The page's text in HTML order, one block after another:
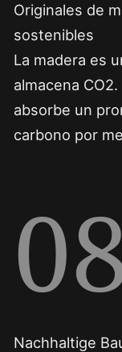
Originales de
sostenibles
La madera es
almacena
absorbe un
carbono por
Nachhaltige